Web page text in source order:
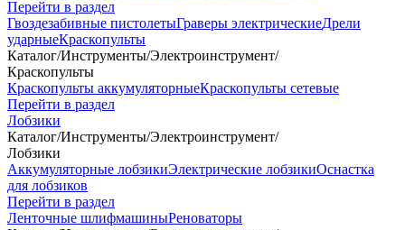
Перейти в раздел
Гвоздезабивные пистолетыГраверы электрическиеДрели
ударныеКраскопульты
Каталог/Инструменты/Электроинструмент/
Краскопульты
Краскопульты аккумуляторныеКраскопульты сетевые
Перейти в раздел
Лобзики
Каталог/Инструменты/Электроинструмент/
Лобзики
Аккумуляторные лобзикиЭлектрические лобзикиОснастка
для лобзиков
Перейти в раздел
Ленточные шлифмашиныРеноваторы